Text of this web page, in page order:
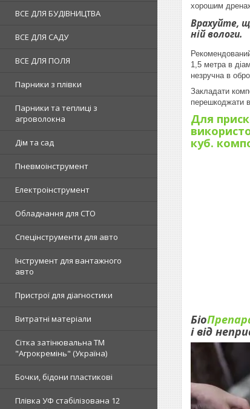
ВСЕ ДЛЯ БУДІВНИЦТВА
ВСЕ ДЛЯ САДУ
ВСЕ ДЛЯ ПОЛЯ
Парники з плівки
Парники та теплиці з
агроволокна
Дім та сад
Пневмоінструмент
Електроінструмент
Обладнання для СТО
Спецінструменти для авто
Інструмент для вантажного
авто
Пристрої для діагностики
Витратні матеріали
Сітка затінювальна ТМ
"Агрокремінь" (Україна)
Бочки, бідони пластикові
Плівка УФ стабілізована 12
хорошим
Врахуйте,
ній вологи.
1,5 метра в
незручна в
Закладати
перешкоджати
Для
куб.
Біо
і від